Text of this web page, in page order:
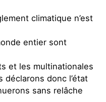
climatique n’est
entier sont
et les multinationales
donc l’état
sans relâche